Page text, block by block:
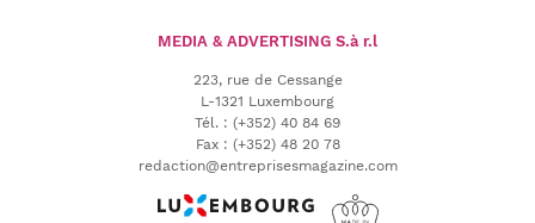
MEDIA & ADVERTISING S.à r.l
223, rue de Cessange
L-1321 Luxembourg
Tél. : (+352) 40 84 69
Fax : (+352) 48 20 78
redaction@entreprisesmagazine.com